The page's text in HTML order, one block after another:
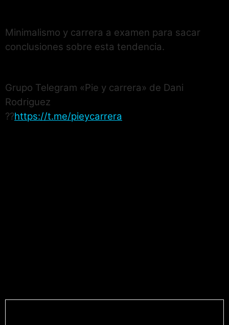
Minimalismo y carrera a examen para sacar
conclusiones sobre esta tendencia.
Grupo Telegram «Pie y carrera» de Dani
Rodriguez
??https://t.me/pieycarrera